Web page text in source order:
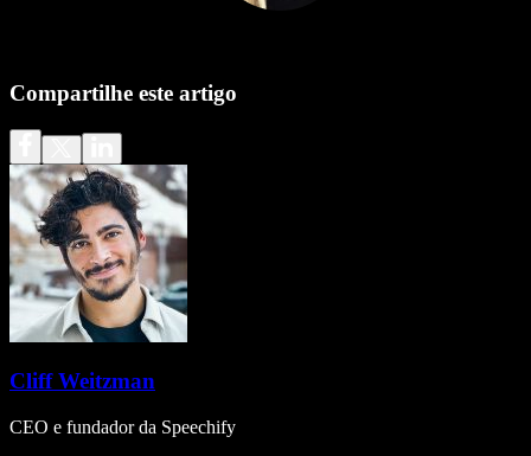
Compartilhe este artigo
Cliff Weitzman
CEO e fundador da Speechify